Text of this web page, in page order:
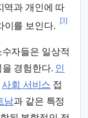
역과 개인에 따
이를 보인다.
[3]
자들은 일상적
경험한다. 인
사회 서비스 접
남과 같은 특정